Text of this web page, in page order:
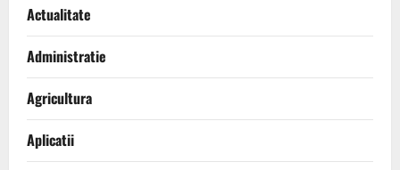
Actualitate
Administratie
Agricultura
Aplicatii